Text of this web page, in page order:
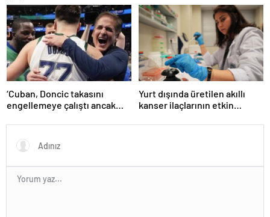
basın toplantısı düzenliyor
‘Cuban, Doncic takasını
engellemeye çalıştı ancak
Haberleri
Yurt dışında üretilen akıllı
kanser ilaçlarının etkin
geliştirildi | Sağlık Haberleri